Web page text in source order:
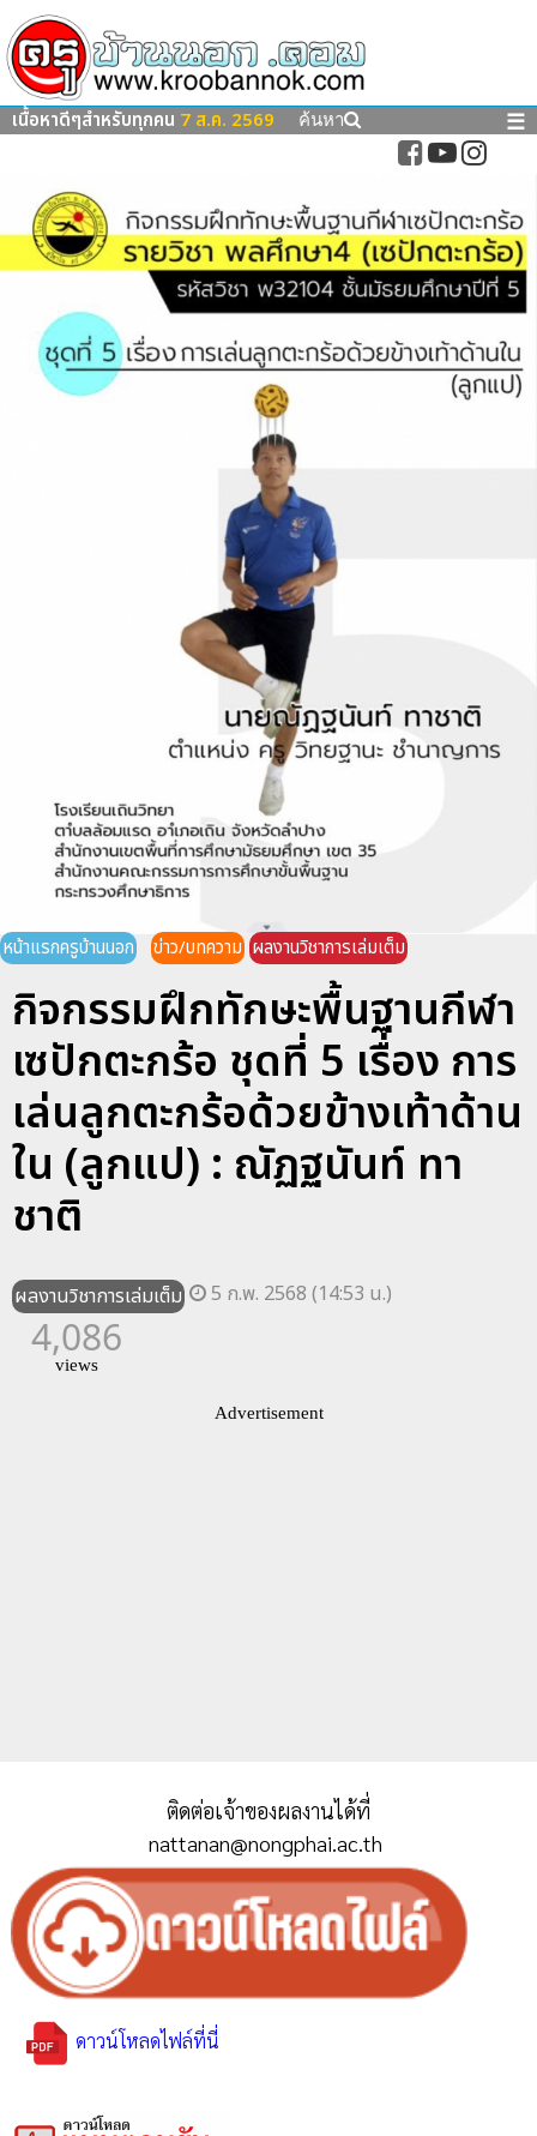
เนื้อหาดีๆสำหรับทุกคน 7 ส.ค. 2569 ค้นหา ☰
หน้าแรกครูบ้านนอก ข่าว/บทความ ผลงานวิชาการเล่มเต็ม
กิจกรรมฝึกทักษะพื้นฐานกีฬา
เซปักตะกร้อ ชุดที่ 5 เรื่อง การ
เล่นลูกตะกร้อด้วยข้างเท้าด้าน
ใน (ลูกแป) : ณัฏฐนันท์ ทา
ชาติ
ผลงานวิชาการเล่มเต็ม 5 ก.พ. 2568 (14:53 น.)
4,086
views
Advertisement
ติดต่อเจ้าของผลงานได้ที่
nattanan@nongphai.ac.th
ดาวน์โหลดไฟล์ที่นี่